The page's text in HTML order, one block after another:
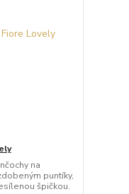
na
puntíky,
špičkou.